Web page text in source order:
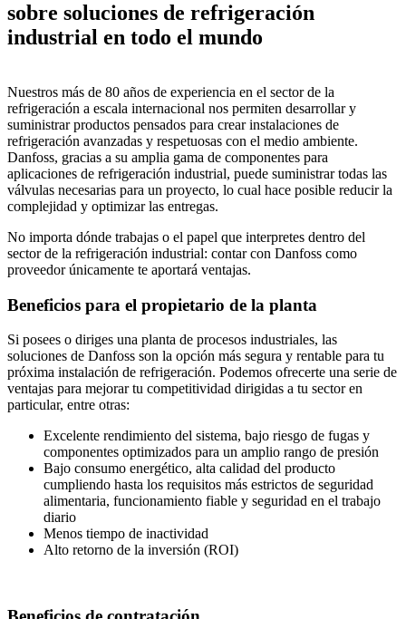
sobre soluciones de refrigeración
industrial en todo el mundo
Nuestros más de 80 años de experiencia en el sector de la
refrigeración a escala internacional nos permiten desarrollar y
suministrar productos pensados para crear instalaciones de
refrigeración avanzadas y respetuosas con el medio ambiente.
Danfoss, gracias a su amplia gama de componentes para
aplicaciones de refrigeración industrial, puede suministrar todas las
válvulas necesarias para un proyecto, lo cual hace posible reducir la
complejidad y optimizar las entregas.
No importa dónde trabajas o el papel que interpretes dentro del
sector de la refrigeración industrial: contar con Danfoss como
proveedor únicamente te aportará ventajas.
Beneficios para el propietario de la planta
Si posees o diriges una planta de procesos industriales, las
soluciones de Danfoss son la opción más segura y rentable para tu
próxima instalación de refrigeración. Podemos ofrecerte una serie de
ventajas para mejorar tu competitividad dirigidas a tu sector en
particular, entre otras:
Excelente rendimiento del sistema, bajo riesgo de fugas y
componentes optimizados para un amplio rango de presión
Bajo consumo energético, alta calidad del producto
cumpliendo hasta los requisitos más estrictos de seguridad
alimentaria, funcionamiento fiable y seguridad en el trabajo
diario
Menos tiempo de inactividad
Alto retorno de la inversión (ROI)